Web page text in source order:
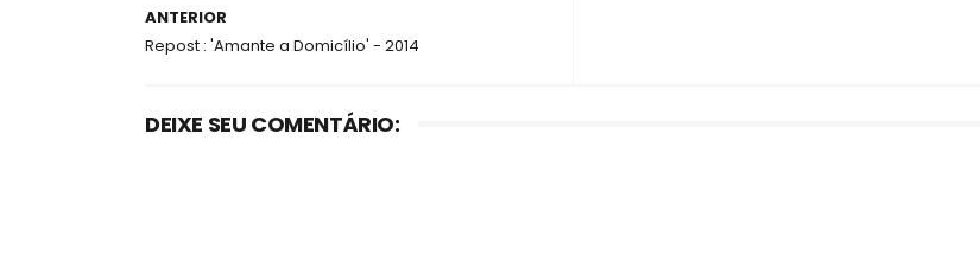
ANTERIOR
Repost : 'Amante a Domicílio' - 2014
DEIXE SEU COMENTÁRIO: